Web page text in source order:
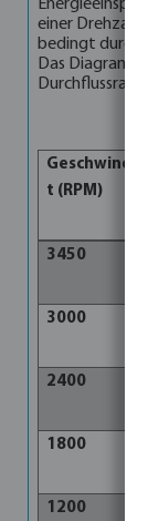
einer Drehzahl
bedingt durch
Das
Durchflussrate
t (RPM)
3450
3000
2400
1800
1200